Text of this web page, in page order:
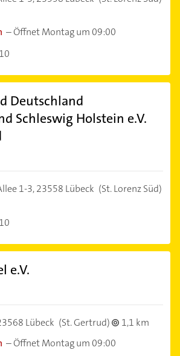
–Öffnet Montag um 09:00
Deutschland
Schleswig Holstein e.V.
1-3,23558 Lübeck (St. Lorenz Süd)
e.V.
Lübeck (St. Gertrud)
1,1 km
–Öffnet Montag um 09:00